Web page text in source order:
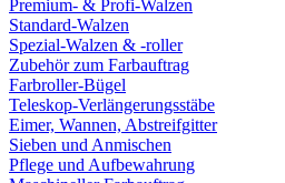
Premium- & Profi-Walzen
Standard-Walzen
Spezial-Walzen & -roller
Zubehör zum Farbauftrag
Farbroller-Bügel
Teleskop-Verlängerungsstäbe
Eimer, Wannen, Abstreifgitter
Sieben und Anmischen
Pflege und Aufbewahrung